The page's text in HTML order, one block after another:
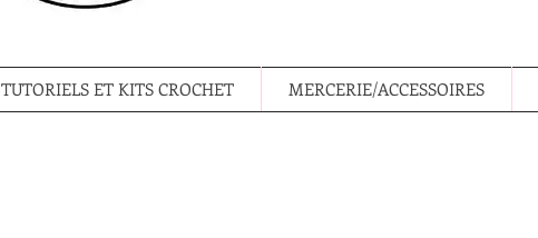
TUTORIELS ET KITS CROCHET MERCERIE/ACCESSOIRES